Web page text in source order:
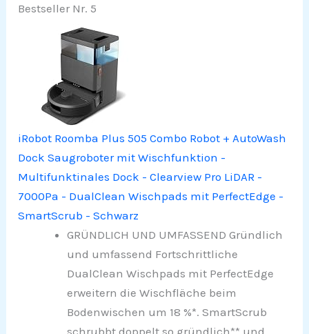
Bestseller Nr. 5
iRobot Roomba Plus 505 Combo Robot + AutoWash
Dock Saugroboter mit Wischfunktion -
Multifunktinales Dock - Clearview Pro LiDAR -
7000Pa - DualClean Wischpads mit PerfectEdge -
SmartScrub - Schwarz
GRÜNDLICH UND UMFASSEND Gründlich
und umfassend Fortschrittliche
DualClean Wischpads mit PerfectEdge
erweitern die Wischfläche beim
Bodenwischen um 18 %*. SmartScrub
schrubbt doppelt so gründlich** und